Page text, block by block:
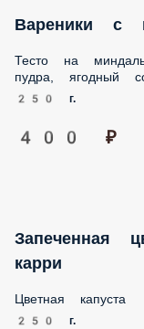
Вареники с
Тесто на
ягодный соус.
250 г.
400 ₽
Запеченная
карри
Цветная капуста
250 г.